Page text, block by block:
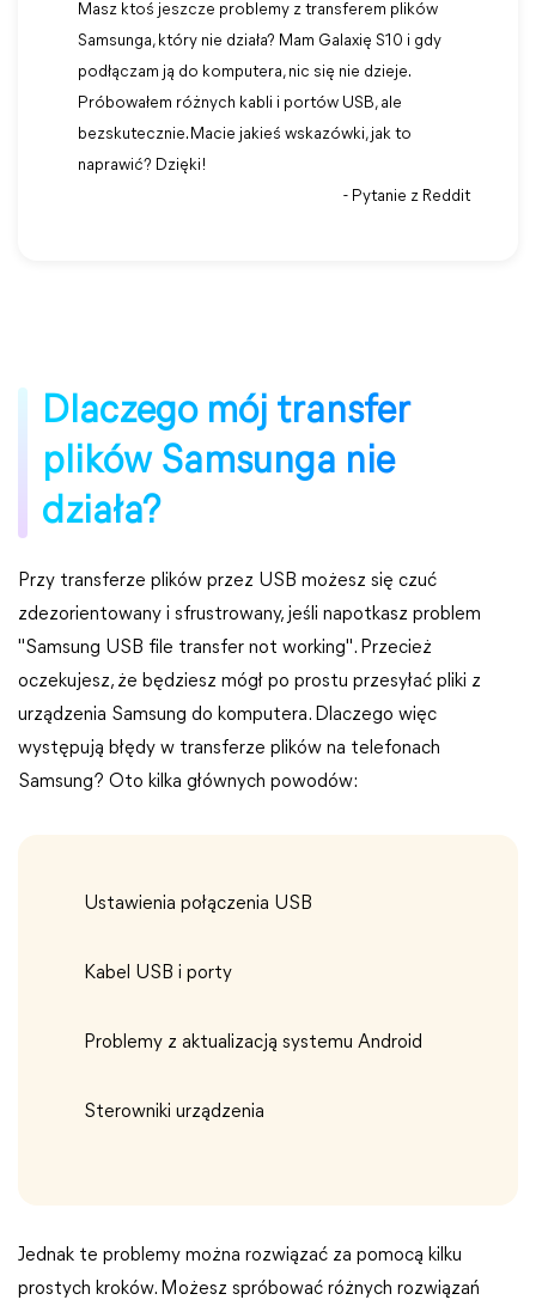
Masz ktoś jeszcze problemy z transferem plików
Samsunga, który nie działa? Mam Galaxię S10 i gdy
podłączam ją do komputera, nic się nie dzieje.
Próbowałem różnych kabli i portów USB, ale
bezskutecznie. Macie jakieś wskazówki, jak to
naprawić? Dzięki!
- Pytanie z Reddit
Dlaczego mój transfer
plików Samsunga nie
działa?
Przy transferze plików przez USB możesz się czuć
zdezorientowany i sfrustrowany, jeśli napotkasz problem
"Samsung USB file transfer not working". Przecież
oczekujesz, że będziesz mógł po prostu przesyłać pliki z
urządzenia Samsung do komputera. Dlaczego więc
występują błędy w transferze plików na telefonach
Samsung? Oto kilka głównych powodów:
Ustawienia połączenia USB
Kabel USB i porty
Problemy z aktualizacją systemu Android
Sterowniki urządzenia
Jednak te problemy można rozwiązać za pomocą kilku
prostych kroków. Możesz spróbować różnych rozwiązań